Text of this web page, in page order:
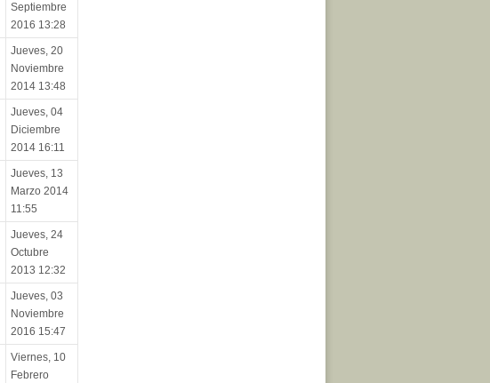
Septiembre
2016 13:28
Jueves, 20
Noviembre
2014 13:48
Jueves, 04
Diciembre
2014 16:11
Jueves, 13
Marzo 2014
11:55
Jueves, 24
Octubre
2013 12:32
Jueves, 03
Noviembre
2016 15:47
Viernes, 10
Febrero